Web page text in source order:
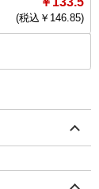
(税込￥ 146.85)